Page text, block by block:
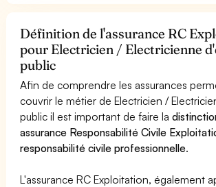
Définition de l'assurance RC
pour Electricien / Electricienne
public
Afin de comprendre les assurances
couvrir le métier de Electricien /
public il est important de faire la
assurance Responsabilité Civile
responsabilité civile professionnelle.
L'assurance RC Exploitation, également